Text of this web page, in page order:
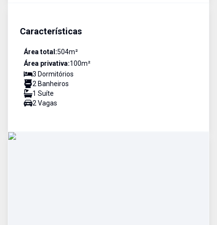
Características
Área total:504m²
Área privativa:100m²
3 Dormitórios
2 Banheiros
1 Suíte
2 Vagas